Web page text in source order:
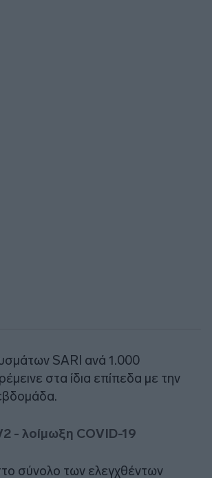
SARI ανά 1.000
στα ίδια επίπεδα με την
- λοίμωξη COVID-19
σύνολο των ελεγχθέντων